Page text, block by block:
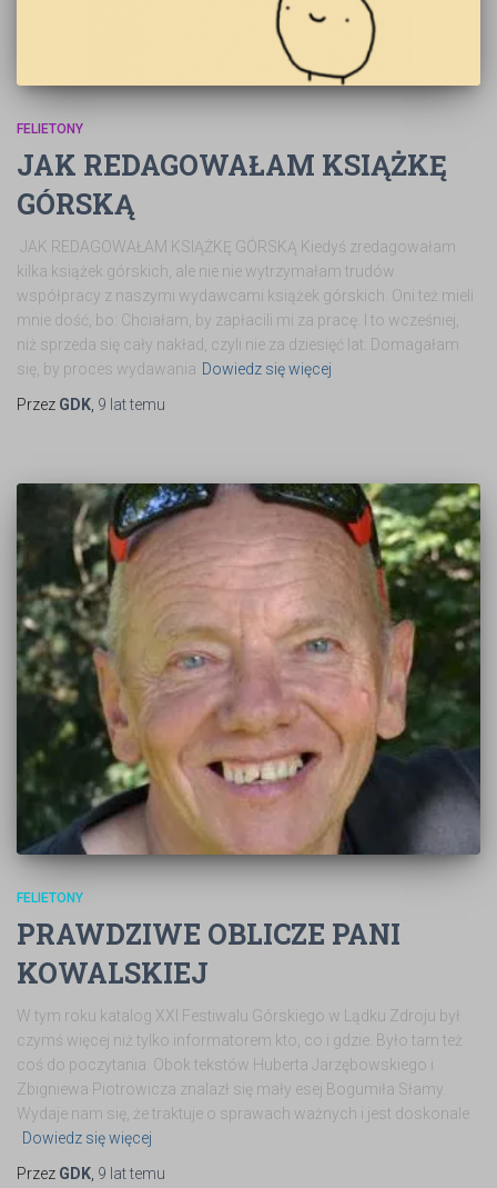
FELIETONY
JAK REDAGOWAŁAM KSIĄŻKĘ
GÓRSKĄ
JAK REDAGOWAŁAM KSIĄŻKĘ GÓRSKĄ Kiedyś zredagowałam
kilka książek górskich, ale nie nie wytrzymałam trudów
współpracy z naszymi wydawcami książek górskich. Oni też mieli
mnie dość, bo: Chciałam, by zapłacili mi za pracę. I to wcześniej,
niż sprzeda się cały nakład, czyli nie za dziesięć lat. Domagałam
się, by proces wydawania Dowiedz się więcej
Przez GDK 9 lattemu
FELIETONY
PRAWDZIWE OBLICZE PANI
KOWALSKIEJ
W tym roku katalog XXI Festiwalu Górskiego w Lądku Zdroju był
czymś więcej niż tylko informatorem kto, co i gdzie. Było tam też
coś do poczytania. Obok tekstów Huberta Jarzębowskiego i
Zbigniewa Piotrowicza znalazł się mały esej Bogumiła Słamy.
Wydaje nam się, że traktuje o sprawach ważnych i jest doskonale
Dowiedz się więcej
Przez GDK 9 lattemu